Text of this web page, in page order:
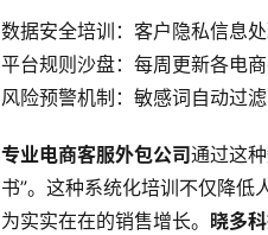
数据安全培训：客户隐私信息
平台规则沙盘：每周更新各电
风险预警机制：敏感词自动过
专业电商客服外包公司通过这
书”。这种系统化培训不仅降
为实实在在的销售增长。 晓多